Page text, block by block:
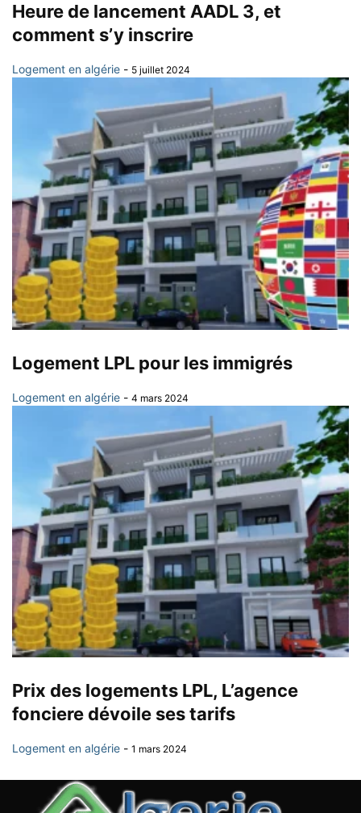
Heure de lancement AADL 3, et
comment s’y inscrire
Logement en algérie - 5 juillet 2024
Logement LPL pour les immigrés
Logement en algérie - 4 mars 2024
Prix des logements LPL, L’agence
fonciere dévoile ses tarifs
Logement en algérie - 1 mars 2024